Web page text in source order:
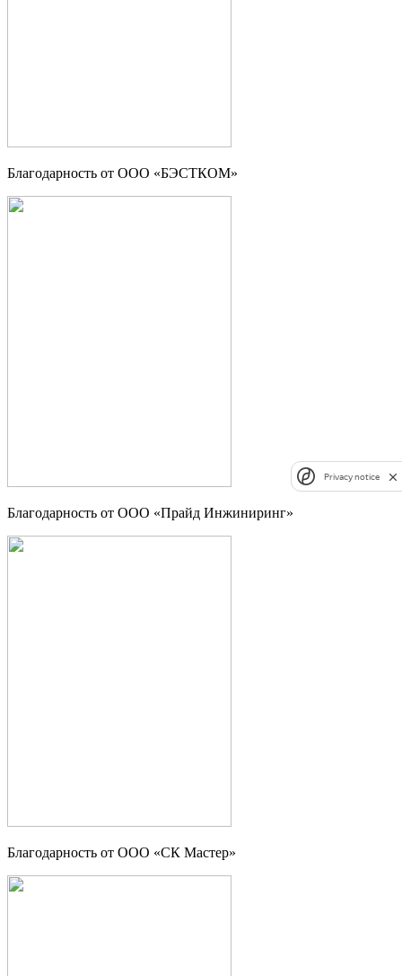
Благодарность от ООО «БЭСТКОМ»
Благодарность от ООО «Прайд Инжиниринг»
Благодарность от ООО «СК Мастер»
Privacy notice